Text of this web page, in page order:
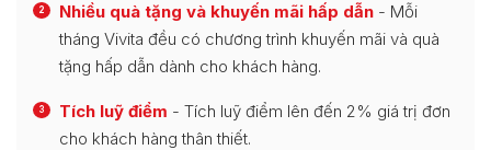
2 Nhiều quà tặng và khuyến mãi hấp dẫn - Mỗi
tháng Vivita đều có chương trình khuyến mãi và quà
tặng hấp dẫn dành cho khách hàng.
3 Tích luỹ điểm - Tích luỹ điểm lên đến 2% giá trị đơn
cho khách hàng thân thiết.